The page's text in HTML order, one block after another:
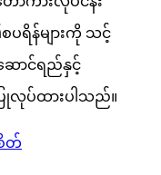
ပရိန်များကို သင့်
ောင်ရည်နှင့်
လုပ်ထားပါသည်။
တ်